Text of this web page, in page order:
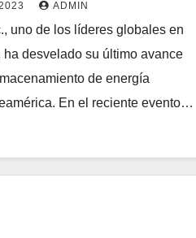
ADMIN
uno de los líderes globales en
desvelado su último avance
de energía
En el reciente evento…